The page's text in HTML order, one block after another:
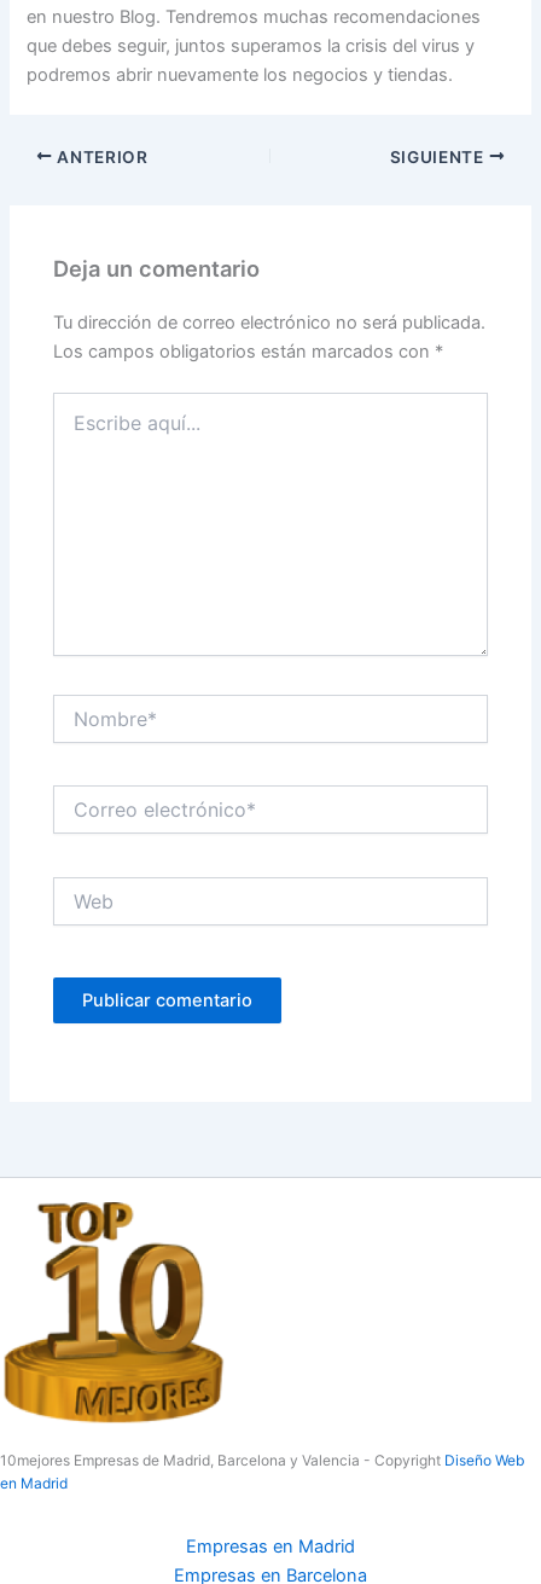
en nuestro Blog. Tendremos muchas recomendaciones
que debes seguir, juntos superamos la crisis del virus y
podremos abrir nuevamente los negocios y tiendas.
ANTERIOR SIGUIENTE
Deja un comentario
Tu dirección de correo electrónico no será publicada.
Los campos obligatorios están marcados con *
aquí...
electrónico*
10mejores Empresas de Madrid, Barcelona y Valencia - Copyright Diseño Web
en Madrid
Empresas en Madrid
Empresas en Barcelona